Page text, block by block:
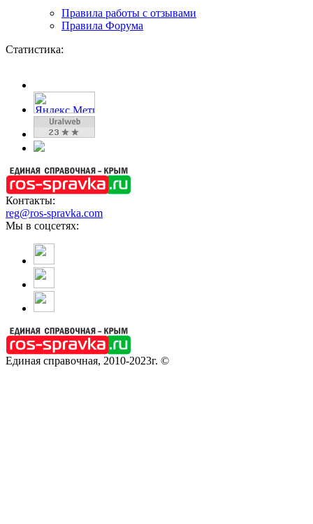
Правила работы с отзывами
Правила Форума
Статистика:
Контакты:
reg@ros-spravka.com
Мы в соцсетях:
Единая справочная, 2010-2023г. ©